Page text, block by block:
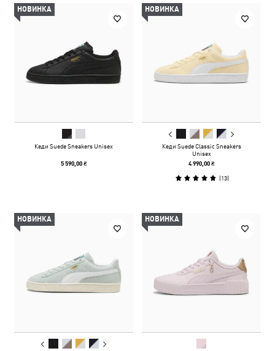
НОВИНКА
Кеди Suede Sneakers Unisex
5 590,00 ₴
НОВИНКА
Кеди Suede Classic Sneakers
Unisex
4 990,00 ₴
(13)
НОВИНКА НОВИНКА